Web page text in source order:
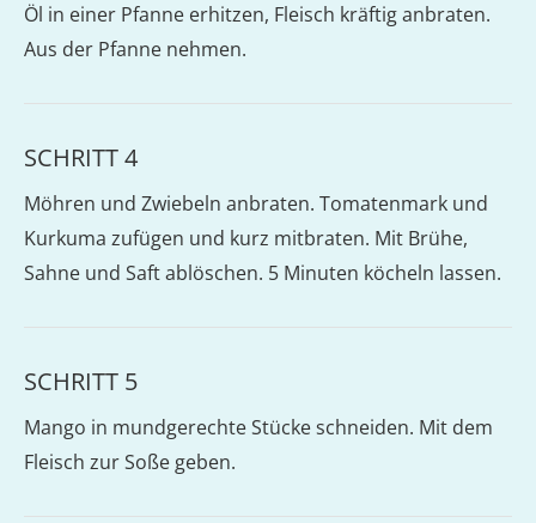
Öl in einer Pfanne erhitzen, Fleisch kräftig anbraten.
Aus der Pfanne nehmen.
SCHRITT 4
Möhren und Zwiebeln anbraten. Tomatenmark und
Kurkuma zufügen und kurz mitbraten. Mit Brühe,
Sahne und Saft ablöschen. 5 Minuten köcheln lassen.
SCHRITT 5
Mango in mundgerechte Stücke schneiden. Mit dem
Fleisch zur Soße geben.